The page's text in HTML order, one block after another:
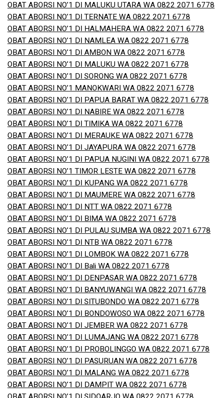
OBAT ABORSI NO’1 DI MALUKU UTARA WA 0822 2071 6778
OBAT ABORSI NO’1 DI TERNATE WA 0822 2071 6778
OBAT ABORSI NO’1 DI HALMAHERA WA 0822 2071 6778
OBAT ABORSI NO’1 DI NAMLEA WA 0822 2071 6778
OBAT ABORSI NO’1 DI AMBON WA 0822 2071 6778
OBAT ABORSI NO’1 DI MALUKU WA 0822 2071 6778
OBAT ABORSI NO’1 DI SORONG WA 0822 2071 6778
OBAT ABORSI NO’1 MANOKWARI WA 0822 2071 6778
OBAT ABORSI NO’1 DI PAPUA BARAT WA 0822 2071 6778
OBAT ABORSI NO’1 DI NABIRE WA 0822 2071 6778
OBAT ABORSI NO’1 DI TIMIKA WA 0822 2071 6778
OBAT ABORSI NO’1 DI MERAUKE WA 0822 2071 6778
OBAT ABORSI NO’1 DI JAYAPURA WA 0822 2071 6778
OBAT ABORSI NO’1 DI PAPUA NUGINI WA 0822 2071 6778
OBAT ABORSI NO’1 TIMOR LESTE WA 0822 2071 6778
OBAT ABORSI NO’1 DI KUPANG WA 0822 2071 6778
OBAT ABORSI NO’1 DI MAUMERE WA 0822 2071 6778
OBAT ABORSI NO’1 DI NTT WA 0822 2071 6778
OBAT ABORSI NO’1 DI BIMA WA 0822 2071 6778
OBAT ABORSI NO’1 DI PULAU SUMBA WA 0822 2071 6778
OBAT ABORSI NO’1 DI NTB WA 0822 2071 6778
OBAT ABORSI NO’1 DI LOMBOK WA 0822 2071 6778
OBAT ABORSI NO’1 DI Bali WA 0822 2071 6778
OBAT ABORSI NO’1 DI DENPASAR WA 0822 2071 6778
OBAT ABORSI NO’1 DI BANYUWANGI WA 0822 2071 6778
OBAT ABORSI NO’1 DI SITUBONDO WA 0822 2071 6778
OBAT ABORSI NO’1 DI BONDOWOSO WA 0822 2071 6778
OBAT ABORSI NO’1 DI JEMBER WA 0822 2071 6778
OBAT ABORSI NO’1 DI LUMAJANG WA 0822 2071 6778
OBAT ABORSI NO’1 DI PROBOLINGGO WA 0822 2071 6778
OBAT ABORSI NO’1 DI PASURUAN WA 0822 2071 6778
OBAT ABORSI NO’1 DI MALANG WA 0822 2071 6778
OBAT ABORSI NO’1 DI DAMPIT WA 0822 2071 6778